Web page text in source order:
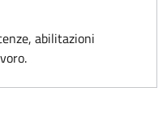
abilitazioni